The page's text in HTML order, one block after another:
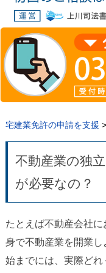
宅建業免許の申請を支援 >
不動産業の独
が必要なの？
たとえば不動産会社
身で不動産業を開業
始までには、実際ど